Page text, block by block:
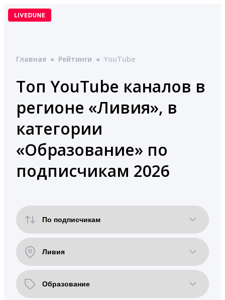
Перейти
Главная ● Рейтинги ● YouTube
Топ YouTube каналов в
регионе «Ливия», в
категории
«Образование» по
подписчикам 2026